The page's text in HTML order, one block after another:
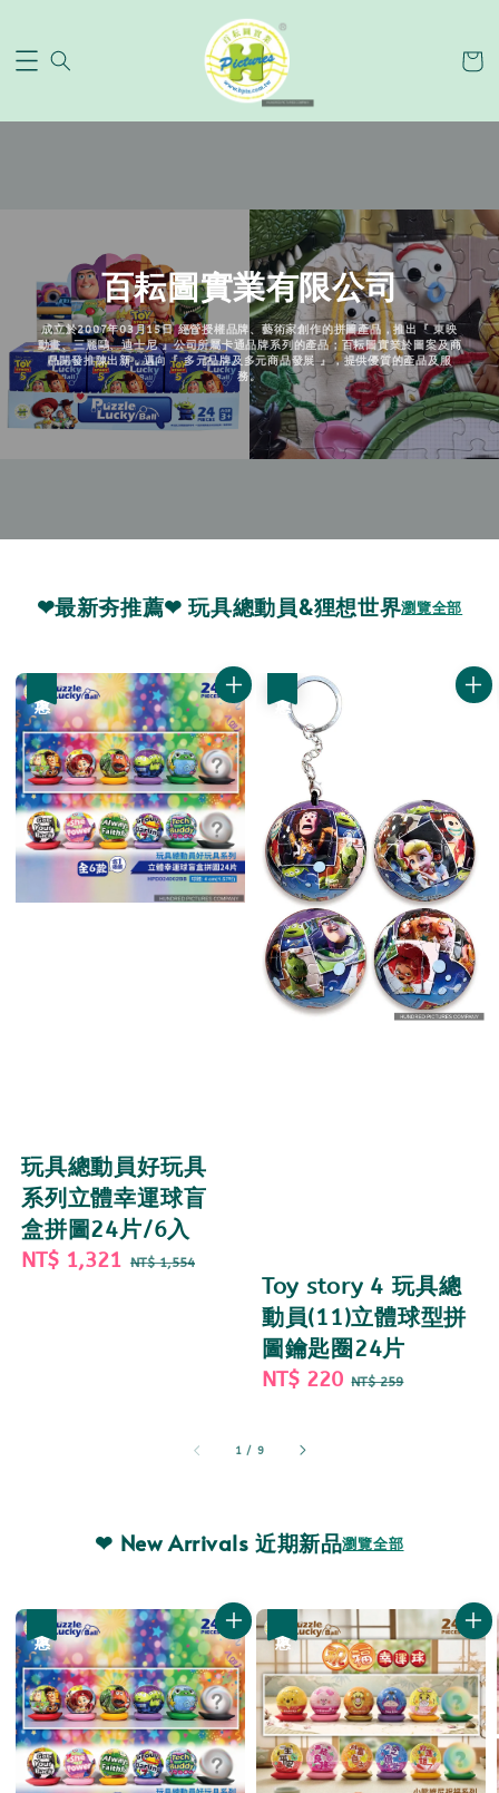
百耘圖實業有限公司
成立於2007年03月15日 經營授權品牌、藝術家創作的拼圖產品，推出『 東映
動畫、三麗鷗、迪士尼 』公司所屬卡通品牌系列的產品；百耘圖實業於圖案及商
品開發推陳出新，邁向『 多元品牌及多元商品發展 』，提供優質的產品及服
務。
❤最新夯推薦❤ 玩具總動員&狸想世界瀏覽全部
玩具總動員好玩具
系列立體幸運球盲
盒拼圖24片/6入
Sale
NT$ 1,321 Regular
NT$ 1,554
Toy story 4 玩具總
動員(11)立體球型拼
圖鑰匙圈24片
Sale
NT$ 220 Regular
NT$ 259
1 / 9
❤ New Arrivals 近期新品瀏覽全部